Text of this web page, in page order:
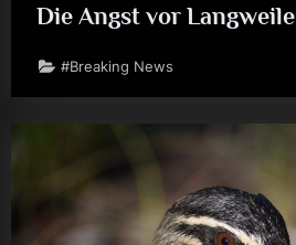
Die Angst vor Langweile
#Breaking News